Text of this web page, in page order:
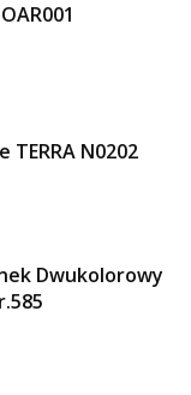
TERRA N0202
Dwukolorowy